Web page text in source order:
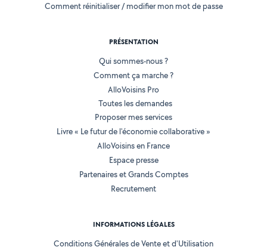
Comment réinitialiser / modifier mon mot de passe
PRÉSENTATION
Qui sommes-nous ?
Comment ça marche ?
AlloVoisins Pro
Toutes les demandes
Proposer mes services
Livre « Le futur de l'économie collaborative »
AlloVoisins en France
Espace presse
Partenaires et Grands Comptes
Recrutement
INFORMATIONS LÉGALES
Conditions Générales de Vente et d'Utilisation